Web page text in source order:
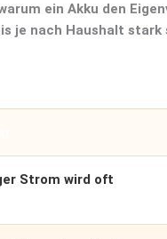
ein Akku den
je nach Haushalt stark
Strom wird oft